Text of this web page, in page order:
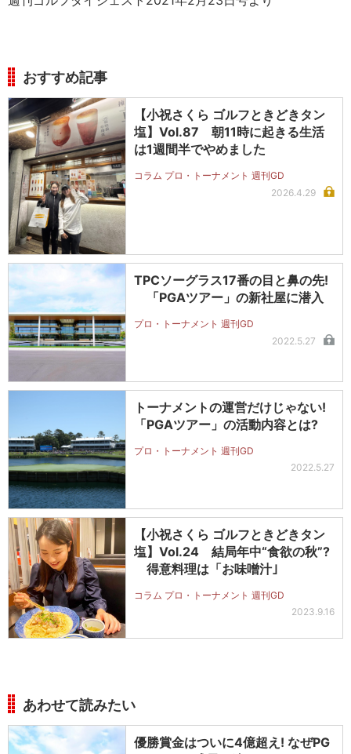
おすすめ記事
【小祝さくら ゴルフときどきタン
塩】Vol.87 朝11時に起きる生活
は1週間半でやめました
コラム プロ・トーナメント 週刊GD
2026.4.29
TPCソーグラス17番の目と鼻の先!
「PGAツアー」の新社屋に潜入
プロ・トーナメント 週刊GD
2022.5.27
トーナメントの運営だけじゃない!
「PGAツアー」の活動内容とは?
プロ・トーナメント 週刊GD
2022.5.27
【小祝さくら ゴルフときどきタン
塩】Vol.24 結局年中“食欲の秋”?
得意料理は「お味噌汁｣
コラム プロ・トーナメント 週刊GD
2023.9.16
あわせて読みたい
優勝賞金はついに4億超え! なぜPG